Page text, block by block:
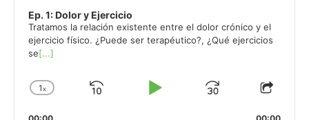
Ep. 1: Dolor y Ejercicio
Tratamos la relación existente entre el dolor crónico y el
ejercicio físico. ¿Puede ser terapéutico?, ¿Qué ejercicios
se[...]
Change
1x
Skip
Play
Jump Share